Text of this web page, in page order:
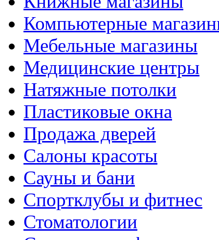
Компьютерные
Мебельные магазины
Медицинские центры
Натяжные потолки
Пластиковые окна
Продажа дверей
Салоны красоты
Сауны и бани
Спортклубы и фитнес
Стоматологии